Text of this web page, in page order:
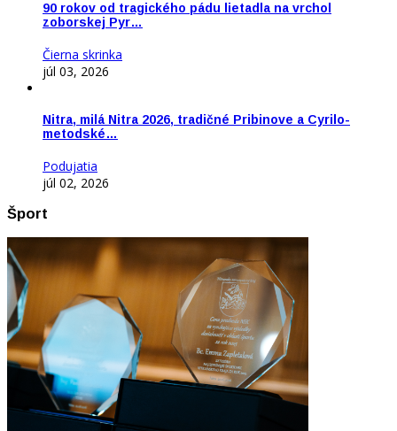
90 rokov od tragického pádu lietadla na vrchol
zoborskej Pyr…
Čierna skrinka
júl 03, 2026
Nitra, milá Nitra 2026, tradičné Pribinove a Cyrilo-
metodské…
Podujatia
júl 02, 2026
Šport